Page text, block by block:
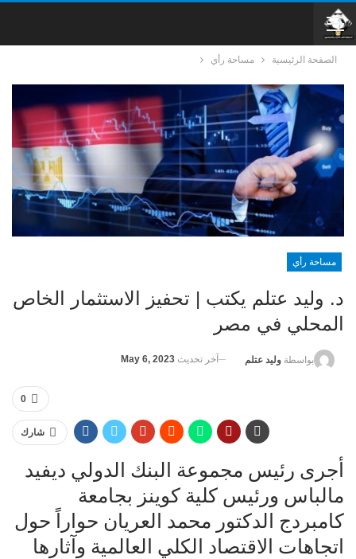
الصفحة الرئيسية مساحة رأي
مساحة رأي
د. وليد عتلم يكتب | تحفيز الاستثمار الخاص
المحلي في مصر
بواسطة وليد عتلم آخر تحديث May 6, 2023
0
شارك
أجرى رئيس مجموعة البنك الدولي ديفيد
مالباس ورئيس كلية كوينز بجامعة
كامبردج الدكتور محمد العريان حواراً حول
اتجاهات الاقتصاد الكلي العالمية وآثارها